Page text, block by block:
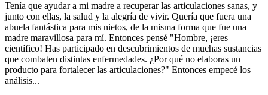
Tenía que ayudar a mi madre a recuperar las articulaciones sanas, y
junto con ellas, la salud y la alegría de vivir. Quería que fuera una
abuela fantástica para mis nietos, de la misma forma que fue una
madre maravillosa para mí. Entonces pensé "Hombre, ¡eres
científico! Has participado en descubrimientos de muchas sustancias
que combaten distintas enfermedades. ¿Por qué no elaboras un
producto para fortalecer las articulaciones?" Entonces empecé los
análisis...